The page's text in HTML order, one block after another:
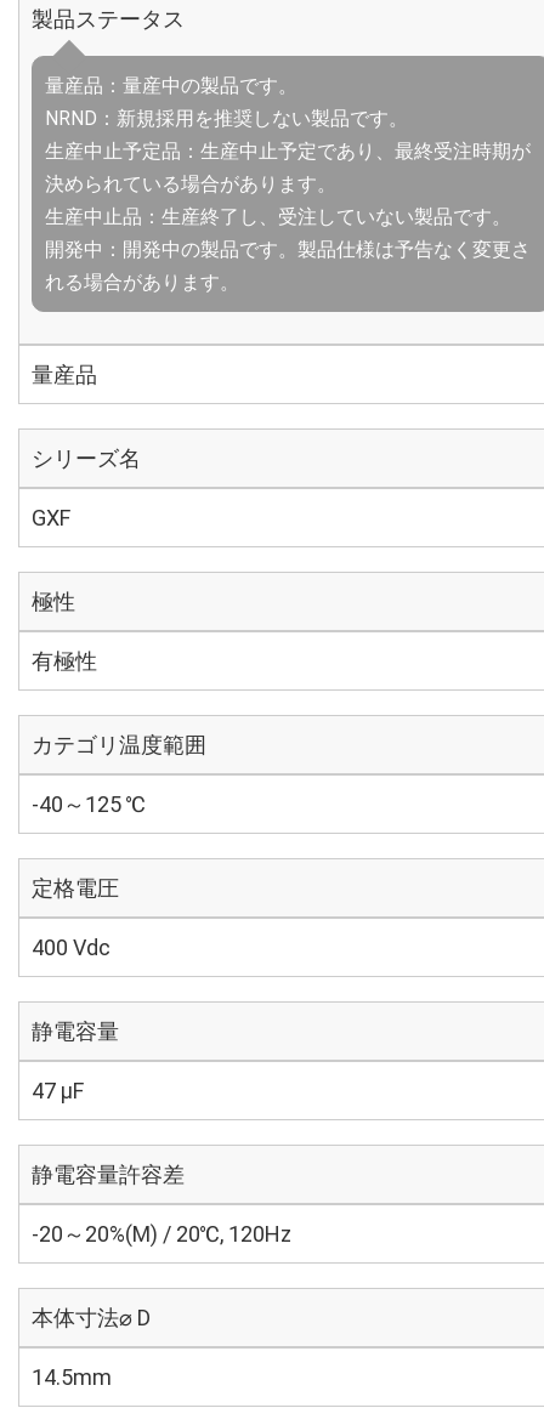
製品ステータス
量産品：量産中の製品です。
NRND：新規採用を推奨しない製品です。
生産中止予定品：生産中止予定であり、最終受注時期が
決められている場合があります。
生産中止品：生産終了し、受注していない製品です。
開発中：開発中の製品です。製品仕様は予告なく変更さ
れる場合があります。
量産品
シリーズ名
GXF
極性
有極性
カテゴリ温度範囲
-40～125 ℃
定格電圧
400 Vdc
静電容量
47 µF
静電容量許容差
-20～20%(M) / 20℃, 120Hz
本体寸法⌀ D
14.5mm